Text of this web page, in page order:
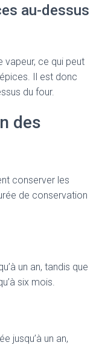
au-dessus
vapeur, ce qui peut
Il est donc
du four.
des
conserver les
de conservation
un an, tandis que
six mois.
jusqu’à un an,